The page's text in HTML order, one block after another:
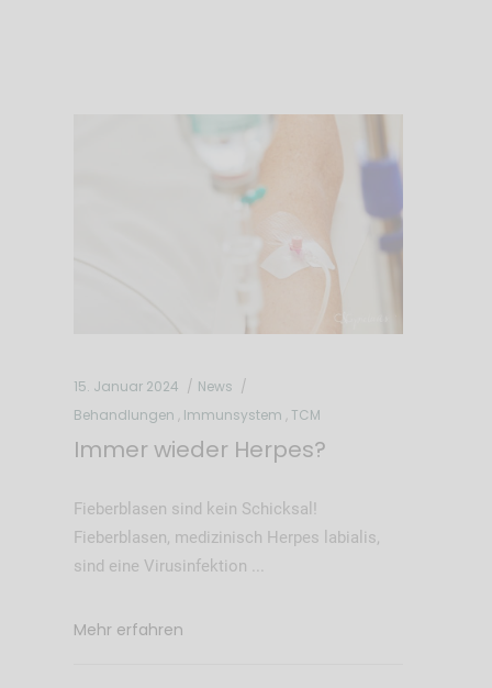
15. Januar 2024
News
Behandlungen , Immunsystem , TCM
Immer wieder Herpes?
Fieberblasen sind kein Schicksal!
Fieberblasen, medizinisch Herpes labialis,
sind eine Virusinfektion
Mehr erfahren